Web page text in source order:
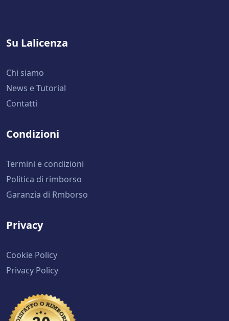
Su Lalicenza
Chi siamo
News e Tutorial
Contatti
Condizioni
Termini e condizioni
Politica di rimborso
Garanzia di Rmborso
Privacy
Cookie Policy
Privacy Policy